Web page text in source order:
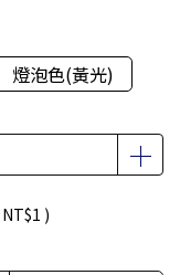
燈泡色(黃光)
NT$1 )